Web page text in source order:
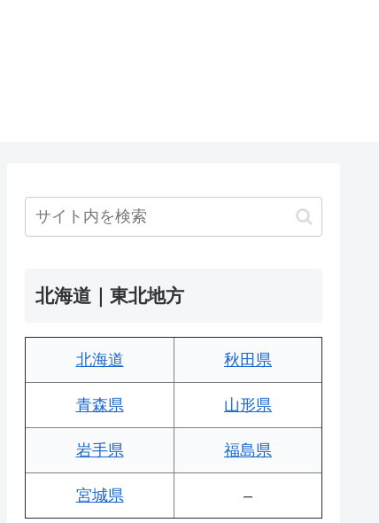
北海道｜東北地方
北海道 秋田県
青森県 山形県
岩手県 福島県
宮城県 –